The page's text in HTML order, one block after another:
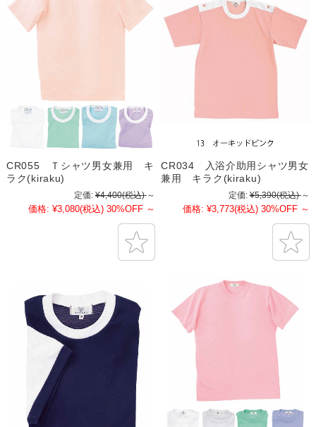
CR055 Ｔシャツ男女兼用 キ
ラク(kiraku)
定価: ¥4,400(税込) ～
価格: ¥3,080(税込) 30%OFF ～
CR034 入浴介助用シャツ男女
兼用 キラク(kiraku)
定価: ¥5,390(税込) ～
価格: ¥3,773(税込) 30%OFF ～